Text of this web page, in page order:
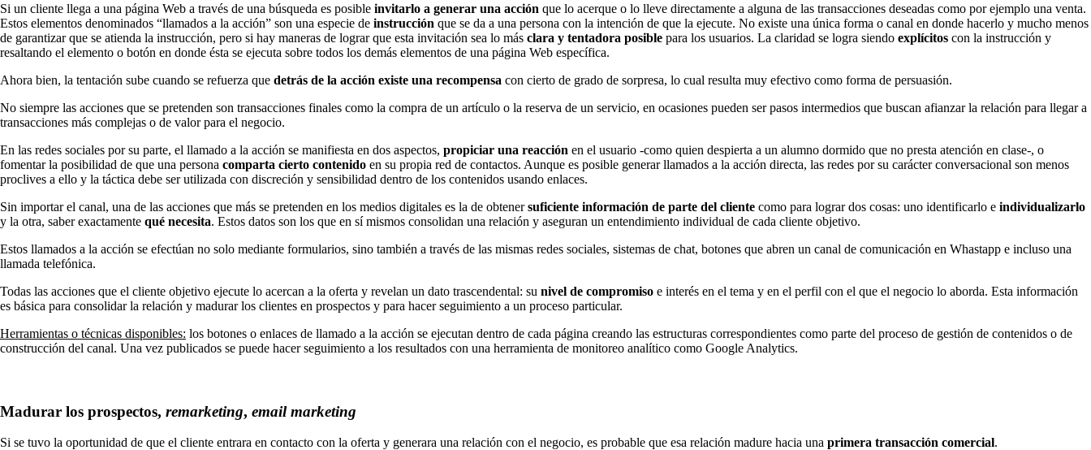
Si un cliente llega a una página Web a través de una búsqueda es posible invitarlo a generar una acción que lo acerque o lo lleve directamente a alguna de las transacciones deseadas como por ejemplo una venta.
Estos elementos denominados “llamados a la acción” son una especie de instrucción que se da a una persona con la intención de que la ejecute. No existe una única forma o canal en donde hacerlo y mucho menos
de garantizar que se atienda la instrucción, pero si hay maneras de lograr que esta invitación sea lo más clara y tentadora posible para los usuarios. La claridad se logra siendo explícitos con la instrucción y
resaltando el elemento o botón en donde ésta se ejecuta sobre todos los demás elementos de una página Web específica.
Ahora bien, la tentación sube cuando se refuerza que detrás de la acción existe una recompensa con cierto de grado de sorpresa, lo cual resulta muy efectivo como forma de persuasión.
No siempre las acciones que se pretenden son transacciones finales como la compra de un artículo o la reserva de un servicio, en ocasiones pueden ser pasos intermedios que buscan afianzar la relación para llegar a
transacciones más complejas o de valor para el negocio.
En las redes sociales por su parte, el llamado a la acción se manifiesta en dos aspectos, propiciar una reacción en el usuario -como quien despierta a un alumno dormido que no presta atención en clase-, o
fomentar la posibilidad de que una persona comparta cierto contenido en su propia red de contactos. Aunque es posible generar llamados a la acción directa, las redes por su carácter conversacional son menos
proclives a ello y la táctica debe ser utilizada con discreción y sensibilidad dentro de los contenidos usando enlaces.
Sin importar el canal, una de las acciones que más se pretenden en los medios digitales es la de obtenersuficiente información de parte del cliente como para lograr dos cosas: uno identificarlo e individualizarlo
y la otra, saber exactamente qué necesita. Estos datos son los que en sí mismos consolidan una relación y aseguran un entendimiento individual de cada cliente objetivo.
Estos llamados a la acción se efectúan no solo mediante formularios, sino también a través de las mismas redes sociales, sistemas de chat, botones que abren un canal de comunicación en Whastapp e incluso una
llamada telefónica.
Todas las acciones que el cliente objetivo ejecute lo acercan a la oferta y revelan un dato trascendental: su nivel de compromiso e interés en el tema y en el perfil con el que el negocio lo aborda. Esta información
es básica para consolidar la relación y madurar los clientes en prospectos y para hacer seguimiento a un proceso particular.
Herramientas o técnicas disponibles: los botones o enlaces de llamado a la acción se ejecutan dentro de cada página creando las estructuras correspondientes como parte del proceso de gestión de contenidos o de
construcción del canal. Una vez publicados se puede hacer seguimiento a los resultados con una herramienta de monitoreo analítico como Google Analytics.
Madurar los prospectos, remarketing, email marketing
Si se tuvo la oportunidad de que el cliente entrara en contacto con la oferta y generara una relación con el negocio, es probable que esa relación madure hacia una primera transacción comercial.